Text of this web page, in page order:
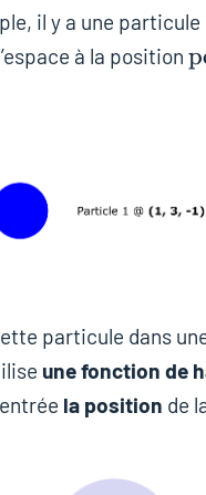
il y a une particule
à la position
particule dans
une fonction de
la position de